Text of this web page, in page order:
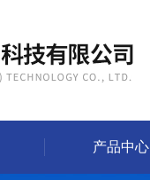
产品中心